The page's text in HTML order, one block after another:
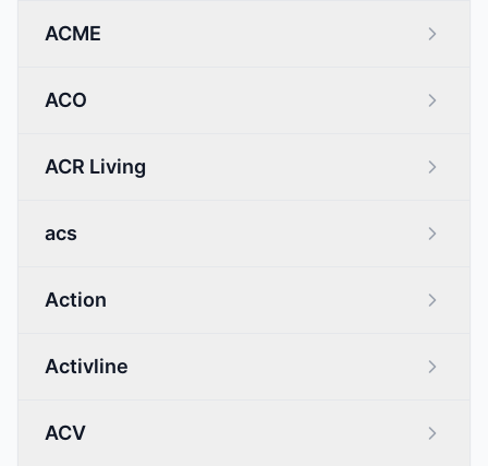
ACME
ACO
ACR Living
acs
Action
Activline
ACV